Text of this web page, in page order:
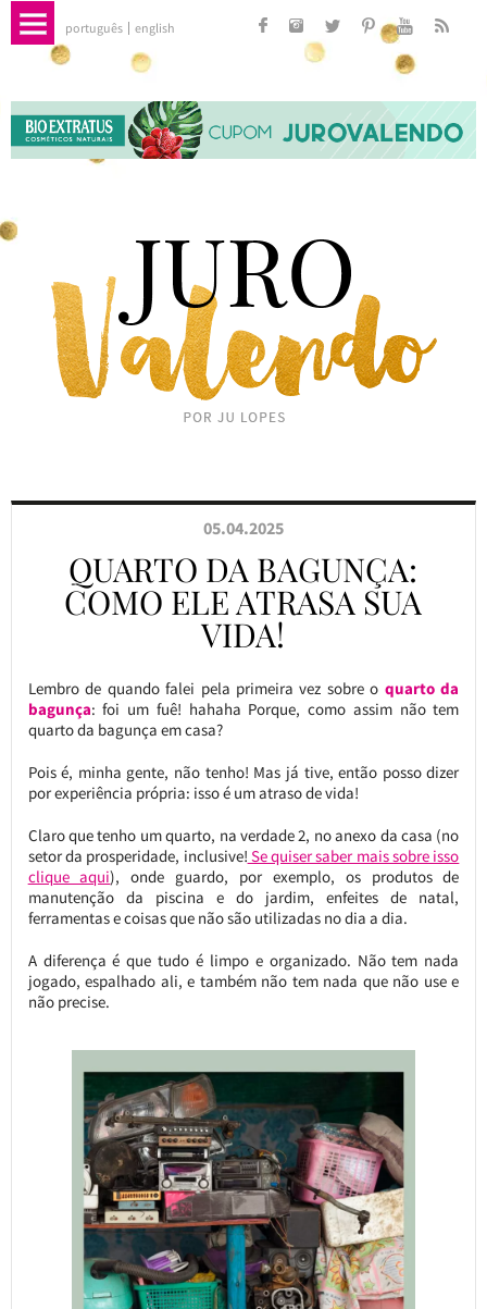
português english
05.04.2025
QUARTO DA BAGUNÇA:
COMO ELE ATRASA SUA
VIDA!
Lembro de quando falei pela primeira vez sobre o quarto da
bagunça: foi um fuê! hahaha Porque, como assim não tem
quarto da bagunça em casa?
Pois é, minha gente, não tenho! Mas já tive, então posso dizer
por experiência própria: isso é um atraso de vida!
Claro que tenho um quarto, na verdade 2, no anexo da casa (no
setor da prosperidade, inclusive! Se quiser saber mais sobre isso
clique aqui), onde guardo, por exemplo, os produtos de
manutenção da piscina e do jardim, enfeites de natal,
ferramentas e coisas que não são utilizadas no dia a dia.
A diferença é que tudo é limpo e organizado. Não tem nada
jogado, espalhado ali, e também não tem nada que não use e
não precise.